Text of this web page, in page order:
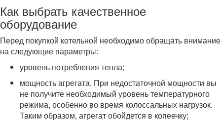
Как выбрать качественное
оборудование
Перед покупкой котельной необходимо обращать внимание
на следующие параметры:
уровень потребления тепла;
мощность агрегата. При недостаточной мощности вы
не получите необходимый уровень температурного
режима, особенно во время колоссальных нагрузок.
Таким образом, агрегат обойдется в копеечку;